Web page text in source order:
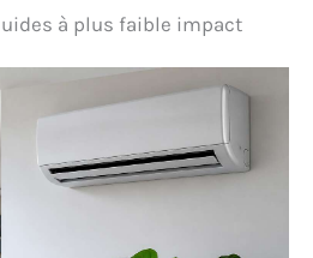
à plus faible impact